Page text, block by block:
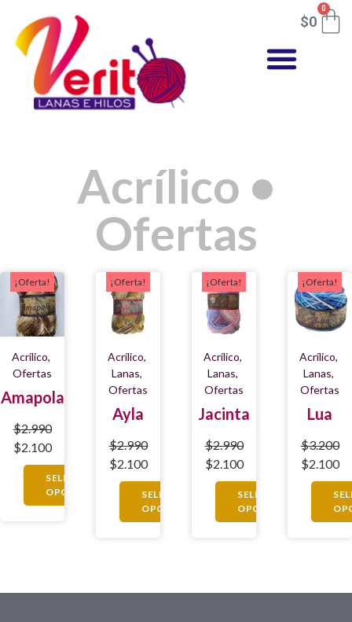
$0
0
Acrílico •
Ofertas
¡Oferta!
Acrílico,
Ofertas
Amapola
$2.990
$2.100
SELECCIONAR
OPCIONES
¡Oferta!
Acrílico,
Lanas,
Ofertas
Ayla
$2.990
$2.100
SELECCIONAR
OPCIONES
¡Oferta!
Acrílico,
Lanas,
Ofertas
Jacinta
$2.990
$2.100
SELECCIONAR
OPCIONES
¡Oferta!
Acrílico,
Lanas,
Ofertas
Lua
$3.200
$2.100